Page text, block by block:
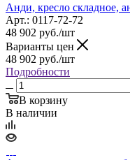
Анди, кресло складное,
Арт.: 0117-72-72
48 902 руб./шт
Варианты цен
48 902 руб./шт
Подробности
В корзину
В наличии